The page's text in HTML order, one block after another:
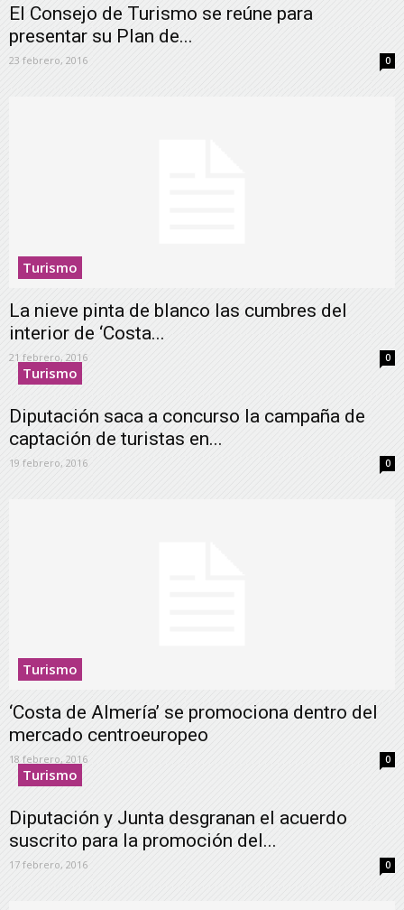
El Consejo de Turismo se reúne para
presentar su Plan de...
23 febrero, 2016 0
Turismo
La nieve pinta de blanco las cumbres del
interior de ‘Costa...
21 febrero, 2016 0
Turismo
Diputación saca a concurso la campaña de
captación de turistas en...
19 febrero, 2016 0
Turismo
‘Costa de Almería’ se promociona dentro del
mercado centroeuropeo
18 febrero, 2016 0
Turismo
Diputación y Junta desgranan el acuerdo
suscrito para la promoción del...
17 febrero, 2016 0